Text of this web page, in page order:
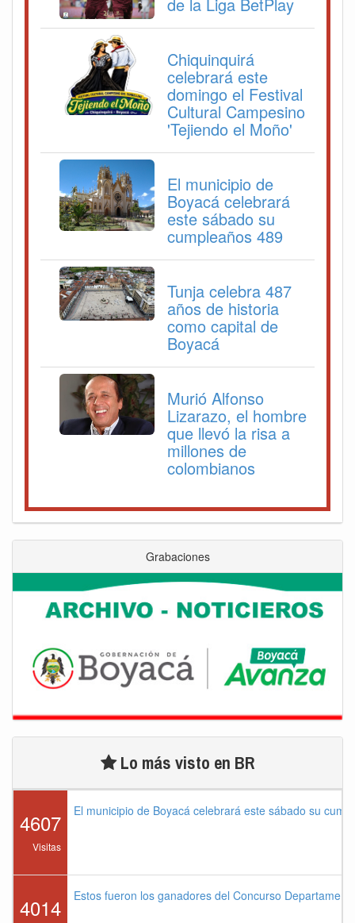
Chiquinquirá
celebrará este
domingo el Festival
Cultural Campesino
'Tejiendo el Moño'
El municipio de
Boyacá celebrará
este sábado su
cumpleaños 489
Tunja celebra 487
años de historia
como capital de
Boyacá
Murió Alfonso
Lizarazo, el hombre
que llevó la risa a
millones de
colombianos
Grabaciones
Lo más visto en BR
4607
Visitas
El municipio de Boyacá celebrará este sábado su
4014 Estos fueron los ganadores del Concurso